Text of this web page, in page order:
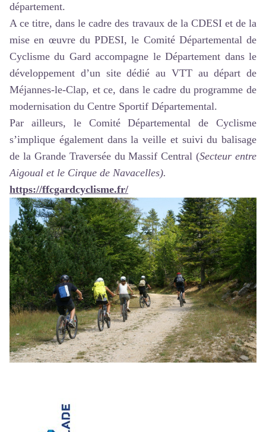
département.
A ce titre, dans le cadre des travaux de la CDESI et de la
mise en œuvre du PDESI, le Comité Départemental de
Cyclisme du Gard accompagne le Département dans le
développement d’un site dédié au VTT au départ de
Méjannes-le-Clap, et ce, dans le cadre du programme de
modernisation du Centre Sportif Départemental.
Par ailleurs, le Comité Départemental de Cyclisme
s’implique également dans la veille et suivi du balisage
de la Grande Traversée du Massif Central (Secteur entre
Aigoual et le Cirque de Navacelles).
https://ffcgardcyclisme.fr/